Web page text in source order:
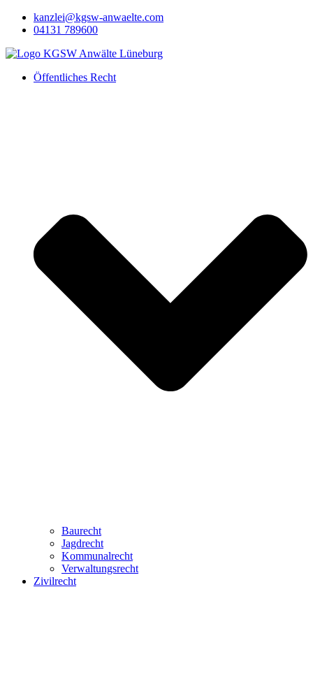
Zum
Inhalt
kanzlei@kgsw-anwaelte.com
04131 789600
Öffentliches Recht
Baurecht
Jagdrecht
Kommunalrecht
Verwaltungsrecht
Zivilrecht